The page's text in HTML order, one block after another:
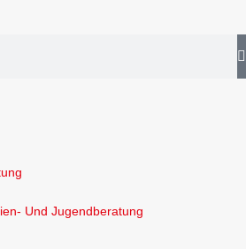
Und Jugendberatung